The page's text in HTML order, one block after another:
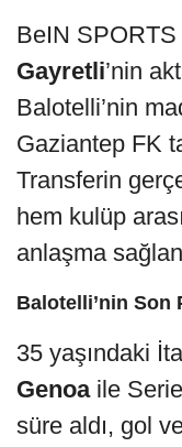
BeIN SPORTS
Gayretli’nin
Balotelli’nin
Gaziantep FK
Transferin
hem kulüp
anlaşma
Balotelli’nin Son
35 yaşındaki
Genoaile Serie
süre aldı, gol